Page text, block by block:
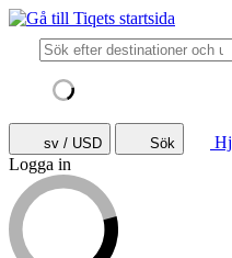
sv / USD Sök
Logga in